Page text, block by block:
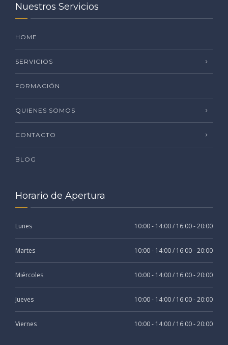
Nuestros Servicios
HOME
SERVICIOS
FORMACIÓN
QUIENES SOMOS
CONTACTO
BLOG
Horario de Apertura
Lunes 10:00 - 14:00 / 16:00 - 20:00
Martes 10:00 - 14:00 / 16:00 - 20:00
Miércoles 10:00 - 14:00 / 16:00 - 20:00
Jueves 10:00 - 14:00 / 16:00 - 20:00
Viernes 10:00 - 14:00 / 16:00 - 20:00